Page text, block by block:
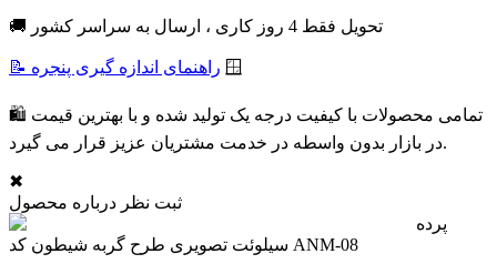
🚚 تحویل فقط 4 روز کاری ، ارسال به سراسر کشور
📝 راهنمای اندازه گیری پنجره 🪟
🛍 تمامی محصولات با کیفیت درجه یک تولید شده و با بهترین قیمت
در بازار بدون واسطه در خدمت مشتریان عزیز قرار می گیرد.
✖
ثبت نظر درباره محصول
پرده
سیلوئت تصویری طرح گربه شیطون کد ANM-08